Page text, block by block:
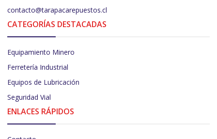
contacto@tarapacarepuestos.cl
CATEGORÍAS DESTACADAS
Equipamiento Minero
Ferretería Industrial
Equipos de Lubricación
Seguridad Vial
ENLACES RÁPIDOS